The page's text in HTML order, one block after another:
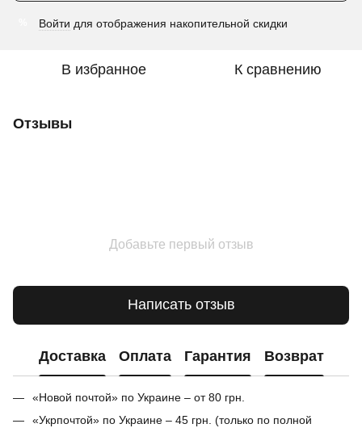
Войти для отображения накопительной скидки
В избранное К сравнению
Отзывы
Добавьте первый отзыв
Написать отзыв
Доставка Оплата Гарантия Возврат
«Новой почтой» по Украине – от 80 грн.
«Укрпочтой» по Украине – 45 грн. (только по полной